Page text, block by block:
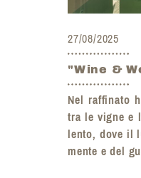
27/08/2025
"Wine &
Nel raffinato
tra le vigne e
lento, dove il
mente e del